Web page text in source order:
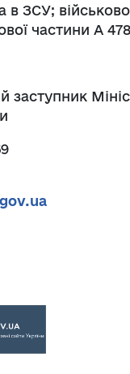
в ЗСУ;
частини А
заступник